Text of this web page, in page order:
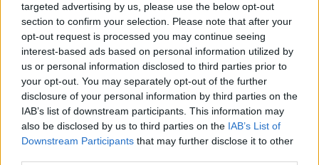
targeted advertising by us, please use the below opt-out
section to confirm your selection. Please note that after your
opt-out request is processed you may continue seeing
interest-based ads based on personal information utilized by
us or personal information disclosed to third parties prior to
your opt-out. You may separately opt-out of the further
disclosure of your personal information by third parties on the
IAB’s list of downstream participants. This information may
also be disclosed by us to third parties on the IAB’s List of
Downstream Participants that may further disclose it to other